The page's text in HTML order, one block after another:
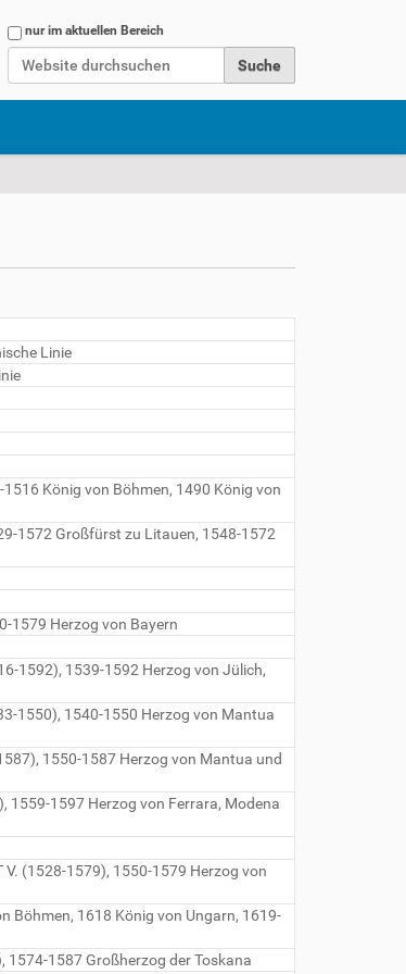
Website durchsuchen
nur im aktuellen Bereich
Linie
König von Böhmen, 1490 König von
1572 Großfürst zu Litauen, 1548-1572
1579 Herzog von Bayern
1592), 1539-1592 Herzog von Jülich,
1550), 1540-1550 Herzog von Mantua
1550-1587 Herzog von Mantua und
1559-1597 Herzog von Ferrara, Modena
(1528-1579), 1550-1579 Herzog von
Böhmen, 1618 König von Ungarn, 1619-
1574-1587 Großherzog der Toskana